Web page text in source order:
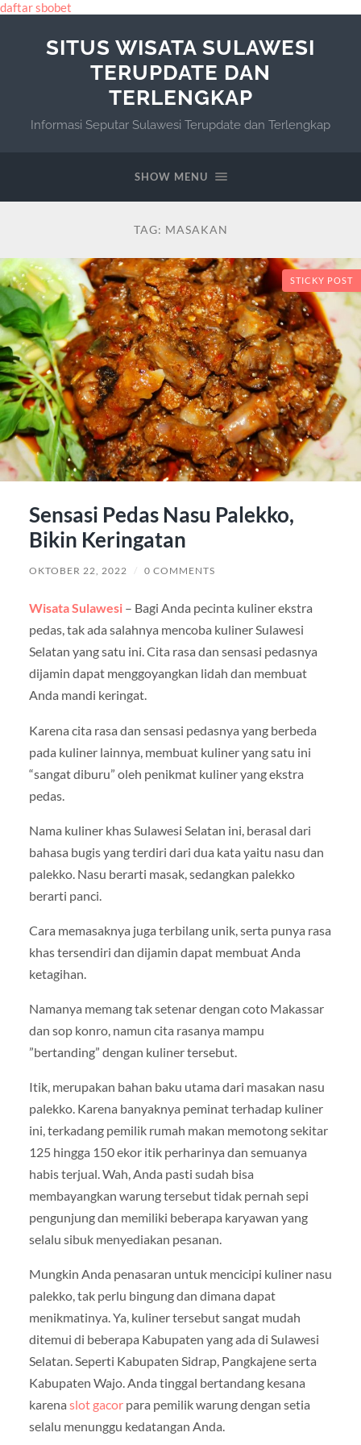
daftar sbobet
SITUS WISATA SULAWESI
TERUPDATE DAN
TERLENGKAP
Informasi Seputar Sulawesi Terupdate dan Terlengkap
SHOW MENU
TAG: MASAKAN
STICKY POST
Sensasi Pedas Nasu Palekko,
Bikin Keringatan
OKTOBER 22, 2022 / 0 COMMENTS
Wisata Sulawesi– Bagi Anda pecinta kuliner ekstra
pedas, tak ada salahnya mencoba kuliner Sulawesi
Selatan yang satu ini. Cita rasa dan sensasi pedasnya
dijamin dapat menggoyangkan lidah dan membuat
Anda mandi keringat.
Karena cita rasa dan sensasi pedasnya yang berbeda
pada kuliner lainnya, membuat kuliner yang satu ini
“sangat diburu” oleh penikmat kuliner yang ekstra
pedas.
Nama kuliner khas Sulawesi Selatan ini, berasal dari
bahasa bugis yang terdiri dari dua kata yaitu nasu dan
palekko. Nasu berarti masak, sedangkan palekko
berarti panci.
Cara memasaknya juga terbilang unik, serta punya rasa
khas tersendiri dan dijamin dapat membuat Anda
ketagihan.
Namanya memang tak setenar dengan coto Makassar
dan sop konro, namun cita rasanya mampu
”bertanding” dengan kuliner tersebut.
Itik, merupakan bahan baku utama dari masakan nasu
palekko. Karena banyaknya peminat terhadap kuliner
ini, terkadang pemilik rumah makan memotong sekitar
125 hingga 150 ekor itik perharinya dan semuanya
habis terjual. Wah, Anda pasti sudah bisa
membayangkan warung tersebut tidak pernah sepi
pengunjung dan memiliki beberapa karyawan yang
selalu sibuk menyediakan pesanan.
Mungkin Anda penasaran untuk mencicipi kuliner nasu
palekko, tak perlu bingung dan dimana dapat
menikmatinya. Ya, kuliner tersebut sangat mudah
ditemui di beberapa Kabupaten yang ada di Sulawesi
Selatan. Seperti Kabupaten Sidrap, Pangkajene serta
Kabupaten Wajo. Anda tinggal bertandang kesana
karena slot gacorpara pemilik warung dengan setia
selalu menunggu kedatangan Anda.